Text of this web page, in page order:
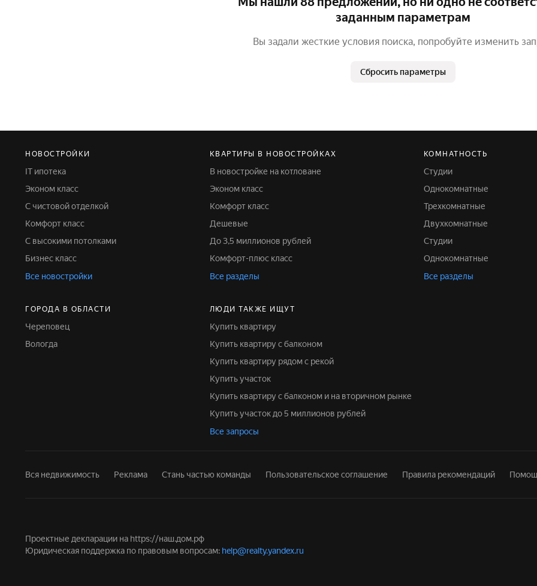
заданным параметрам
Вы задали жесткие условия поиска, попробуйте изменить
Сбросить параметры
НОВОСТРОЙКИ
IT ипотека
Эконом класс
С чистовой отделкой
Комфорт класс
С высокими потолками
Бизнес класс
Все новостройки
КВАРТИРЫ В НОВОСТРОЙКАХ
В новостройке на котловане
Эконом класс
Комфорт класс
Дешевые
До 3,5 миллионов рублей
Комфорт-плюс класс
Все разделы
КОМНАТНОСТЬ
Студии
Однокомнатные
Трехкомнатные
Двухкомнатные
Студии
Однокомнатные
Все разделы
ГОРОДА В ОБЛАСТИ
Череповец
Вологда
ЛЮДИ ТАКЖЕ ИЩУТ
Купить квартиру
Купить квартиру с балконом
Купить квартиру рядом с рекой
Купить участок
Купить квартиру с балконом и на вторичном рынке
Купить участок до 5 миллионов рублей
Все запросы
Вся недвижимость Реклама Стань частью команды Пользовательское соглашение Правила рекомендаций
Проектные декларации на https://наш.дом.рф
Юридическая поддержка по правовым вопросам: help@realty.yandex.ru